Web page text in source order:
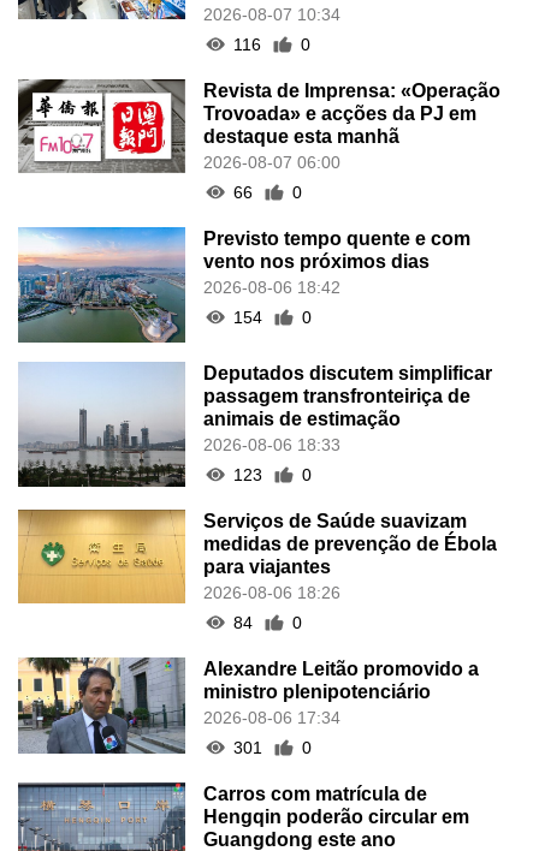
2026-08-07 10:34
116
0
Revista de Imprensa: «Operação
Trovoada» e acções da PJ em
destaque esta manhã
2026-08-07 06:00
66
0
Previsto tempo quente e com
vento nos próximos dias
2026-08-06 18:42
154
0
Deputados discutem simplificar
passagem transfronteiriça de
animais de estimação
2026-08-06 18:33
123
0
Serviços de Saúde suavizam
medidas de prevenção de Ébola
para viajantes
2026-08-06 18:26
84
0
Alexandre Leitão promovido a
ministro plenipotenciário
2026-08-06 17:34
301
0
Carros com matrícula de
Hengqin poderão circular em
Guangdong este ano